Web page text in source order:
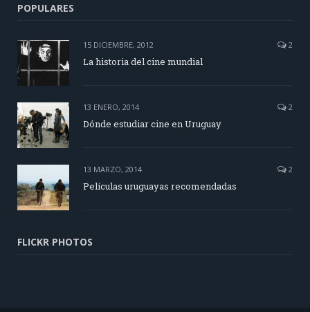
POPULARES
15 DICIEMBRE, 2012 2
La historia del cine mundial
13 ENERO, 2014 2
Dónde estudiar cine en Uruguay
13 MARZO, 2014 2
Películas uruguayas recomendadas
FLICKR PHOTOS